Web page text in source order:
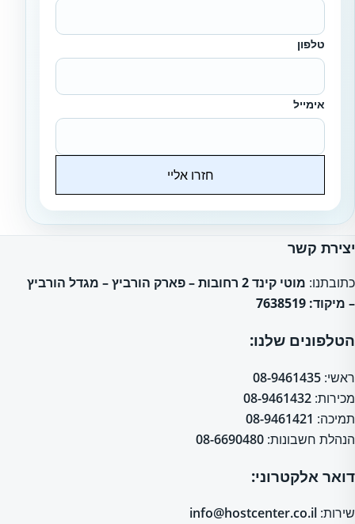
טלפון
אימייל
חזרו אליי
יצירת קשר
כתובתנו:
מוטי קינד 2 רחובות – פארק הורביץ – מגדל הורביץ
– מיקוד: 7638519
הטלפונים שלנו:
ראשי: 08-9461435
מכירות: 08-9461432
תמיכה: 08-9461421
הנהלת חשבונות: 08-6690480
דואר אלקטרוני:
שירות: info@hostcenter.co.il